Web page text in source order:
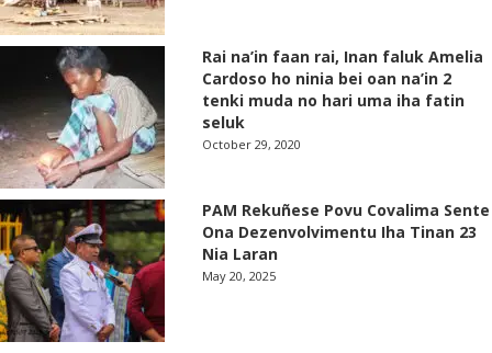
Rai na’in faan rai, Inan faluk Amelia
Cardoso ho ninia bei oan na’in 2
tenki muda no hari uma iha fatin
seluk
October 29, 2020
PAM Rekuñese Povu Covalima Sente
Ona Dezenvolvimentu Iha Tinan 23
Nia Laran
May 20, 2025